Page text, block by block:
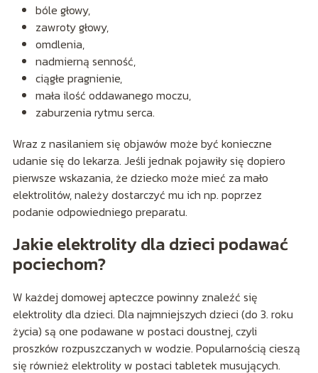
bóle głowy,
zawroty głowy,
omdlenia,
nadmierną senność,
ciągłe pragnienie,
mała ilość oddawanego moczu,
zaburzenia rytmu serca.
Wraz z nasilaniem się objawów może być konieczne
udanie się do lekarza. Jeśli jednak pojawiły się dopiero
pierwsze wskazania, że dziecko może mieć za mało
elektrolitów, należy dostarczyć mu ich np. poprzez
podanie odpowiedniego preparatu.
Jakie elektrolity dla dzieci podawać
pociechom?
W każdej domowej apteczce powinny znaleźć się
elektrolity dla dzieci. Dla najmniejszych dzieci (do 3. roku
życia) są one podawane w postaci doustnej, czyli
proszków rozpuszczanych w wodzie. Popularnością cieszą
się również elektrolity w postaci tabletek musujących.